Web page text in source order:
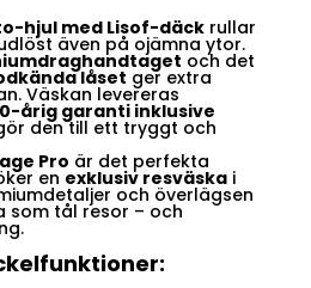
hjul med Lisof-däckrullar
även på ojämna ytor.
och det
låset ger extra
Väskan levereras
årig garanti inklusive
den till ett tryggt och
Pro är det perfekta
en exklusiv resväskai
och överlägsen
som tål resor – och